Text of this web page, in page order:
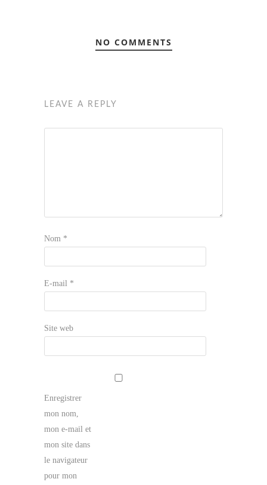
NO COMMENTS
LEAVE A REPLY
Nom *
E-mail *
Site web
Enregistrer
mon nom,
mon e-mail et
mon site dans
le navigateur
pour mon